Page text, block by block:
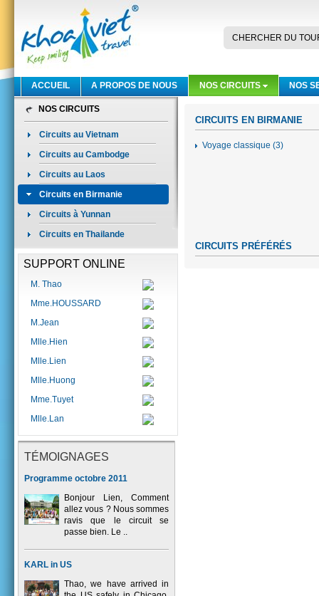
CHERCHER DU
NOS
NOS CIRCUITS
A PROPOS DE NOUS
ACCUEIL
NOS CIRCUITS
Circuits au Vietnam
Circuits au Cambodge
Circuits au Laos
Circuits en Birmanie
Circuits à Yunnan
Circuits en Thailande
SUPPORT ONLINE
M. Thao
Mme.HOUSSARD
M.Jean
Mlle.Hien
Mlle.Lien
Mlle.Huong
Mme.Tuyet
Mlle.Lan
TÉMOIGNAGES
Programme octobre 2011
Bonjour Lien, Comment
allez vous ? Nous sommes
ravis que le circuit se
passe bien. Le ..
KARL in US
Thao, we have arrived in
CIRCUITS EN BIRMANIE
Voyage classique (3)
CIRCUITS PRÉFÉRÉS